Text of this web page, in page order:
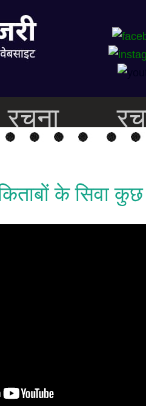
रचना
के सिवा कुछ